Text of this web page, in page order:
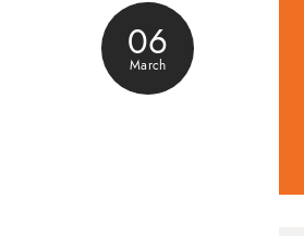
06
March